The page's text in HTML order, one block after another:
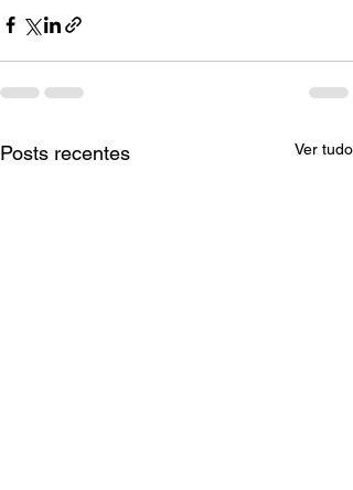
Posts recentes Ver tudo